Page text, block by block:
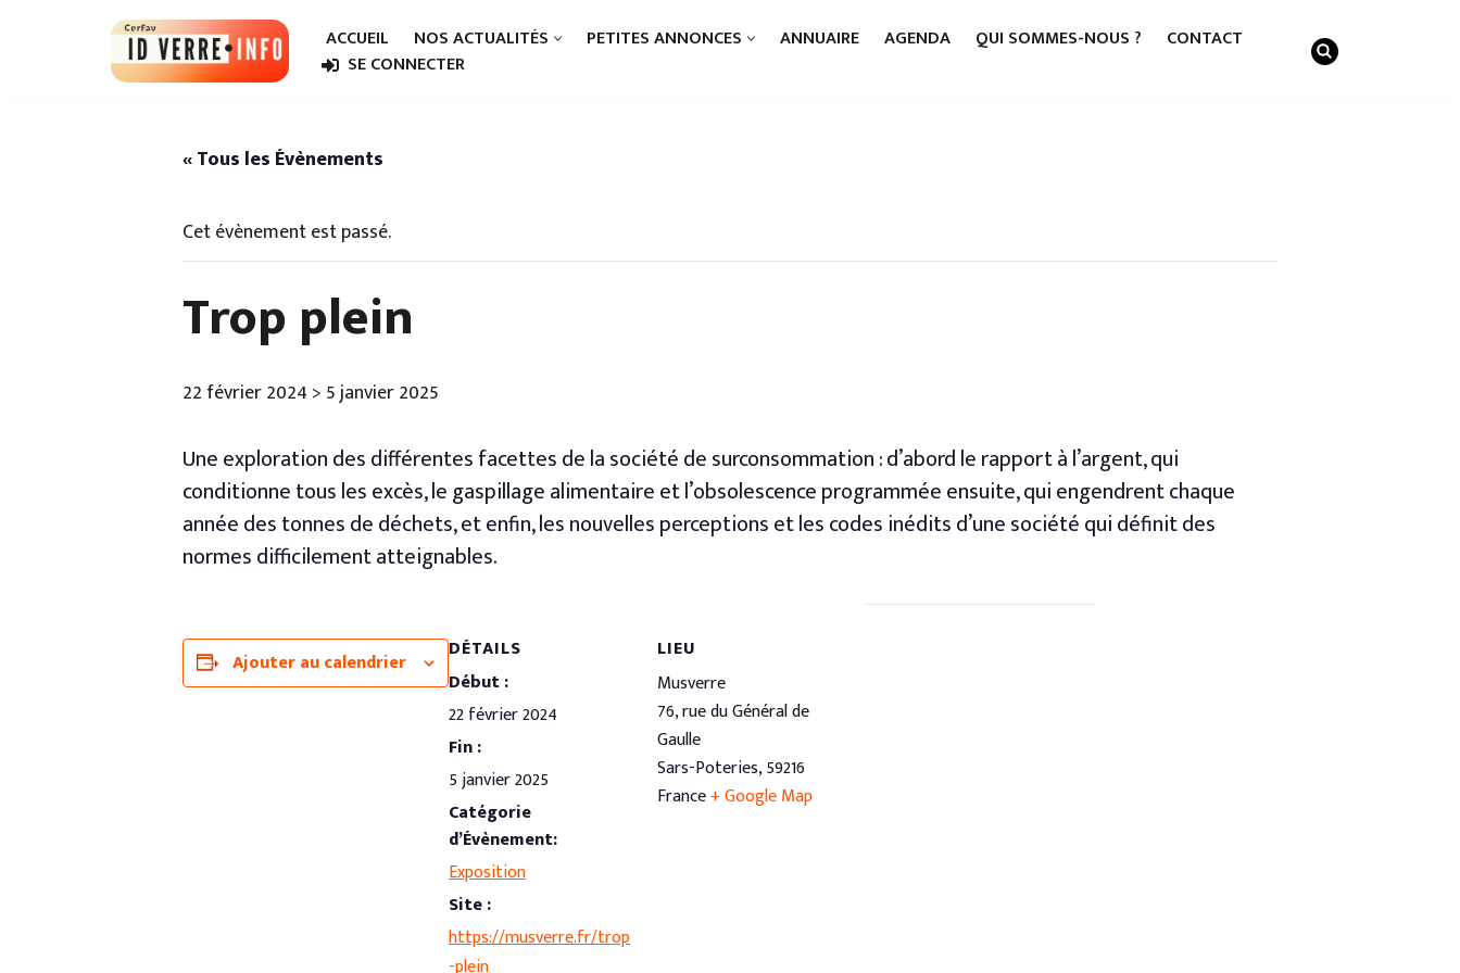
ACCUEIL NOS ACTUALITÉS PETITES ANNONCES ANNUAIRE AGENDA QUI SOMMES-NOUS ?
CONTACT
SE CONNECTER
« Tous les Évènements
Cet évènement est passé.
Trop plein
22 février 2024 > 5 janvier 2025
Une exploration des différentes facettes de la société de surconsommation : d’abord le rapport à l’argent, qui
conditionne tous les excès, le gaspillage alimentaire et l’obsolescence programmée ensuite, qui engendrent chaque
année des tonnes de déchets, et enfin, les nouvelles perceptions et les codes inédits d’une société qui définit des
normes difficilement atteignables.
Ajouter au calendrier
DÉTAILS
Début :
22 février 2024
Fin :
5 janvier 2025
Catégorie
d’Évènement:
Exposition
Site :
https://musverre.fr/trop
-plein
LIEU
Musverre
76, rue du Général de
Gaulle
Sars-Poteries,59216
France+ Google Map